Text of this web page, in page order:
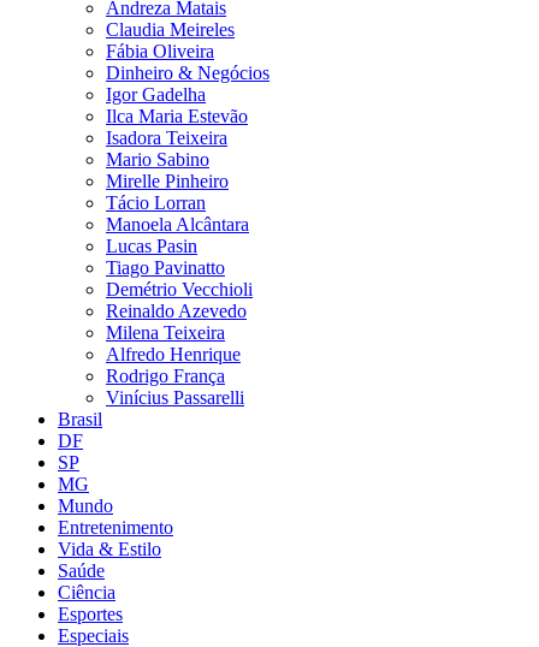
Andreza Matais
Claudia Meireles
Fábia Oliveira
Dinheiro & Negócios
Igor Gadelha
Ilca Maria Estevão
Isadora Teixeira
Mario Sabino
Mirelle Pinheiro
Tácio Lorran
Manoela Alcântara
Lucas Pasin
Tiago Pavinatto
Demétrio Vecchioli
Reinaldo Azevedo
Milena Teixeira
Alfredo Henrique
Rodrigo França
Vinícius Passarelli
Brasil
DF
SP
MG
Mundo
Entretenimento
Vida & Estilo
Saúde
Ciência
Esportes
Especiais